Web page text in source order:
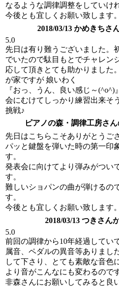
なるような調律調整をしていけ
今後とも宜しくお願い致します。
2018/03/13 かめきちさ
5.0
先日は有り難うございました。
でいたので駄目もとでチャレン
応して頂きとても助かりました
が家ですが 娘いわく
『おっ、うん、良い感じ～
会にむけてしっかり練習出来そ
挑戦♪
ピアノの森・調律工房さ
先日はこちらこそありがとうご
パッと鍵盤を弾いた時の第一印
す。
発表会に向けてより弾みがつい
す。
難しいショパンの曲が弾けるの
す。
今後とも宜しくお願い致します。
2018/03/13 つきさん
5.0
前回の調律から10年経過してい
属音、ペダルの異音等ありまし
して下さり、とても素敵な音色
より音がこんなにも変わるので
非森さんにお願いしてみると良